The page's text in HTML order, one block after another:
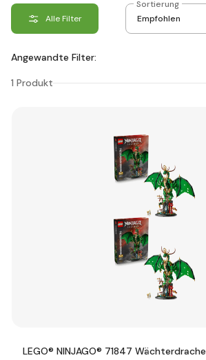
Alle Filter
Sortierung
Angewandte Filter:
1 Produkt
LEGO® NINJAGO® 71847 Wächterdrache